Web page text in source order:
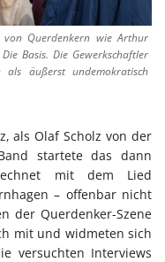
Querdenkern wie Arthur
Basis. Die Gewerkschaftler
äußerst undemokratisch
als Olaf Scholz von der
startete das dann
mit dem Lied
– offenbar nicht
der Querdenker-Szene
mit und widmeten sich
versuchten Interviews